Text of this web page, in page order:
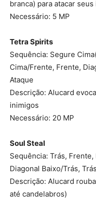
branca) para atacar
Necessário: 5 MP
Tetra Spirits
Sequência: Segure
Cima/Frente, Frente,
Ataque
Descrição: Alucard
inimigos
Necessário: 20 MP
Soul Steal
Sequência: Trás,
Diagonal Baixo/Trás,
Descrição: Alucard
até candelabros)